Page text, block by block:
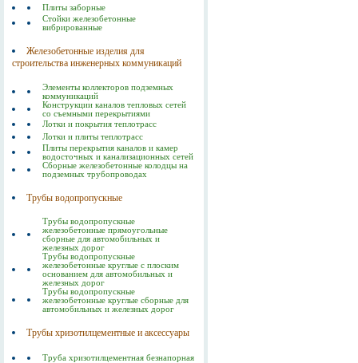
Плиты заборные
Стойки железобетонные
вибрированные
Железобетонные изделия для
строительства инженерных коммуникаций
Элементы коллекторов подземных
коммуникаций
Конструкции каналов тепловых сетей
со съемными перекрытиями
Лотки и покрытия теплотрасс
Лотки и плиты теплотрасс
Плиты перекрытия каналов и камер
водосточных и канализационных сетей
Сборные железобетонные колодцы на
подземных трубопроводах
Трубы водопропускные
Трубы водопропускные
железобетонные прямоугольные
сборные для автомобильных и
железных дорог
Трубы водопропускные
железобетонные круглые с плоским
основанием для автомобильных и
железных дорог
Трубы водопропускные
железобетонные круглые сборные для
автомобильных и железных дорог
Трубы хризотилцементные и аксессуары
Труба хризотилцементная безнапорная